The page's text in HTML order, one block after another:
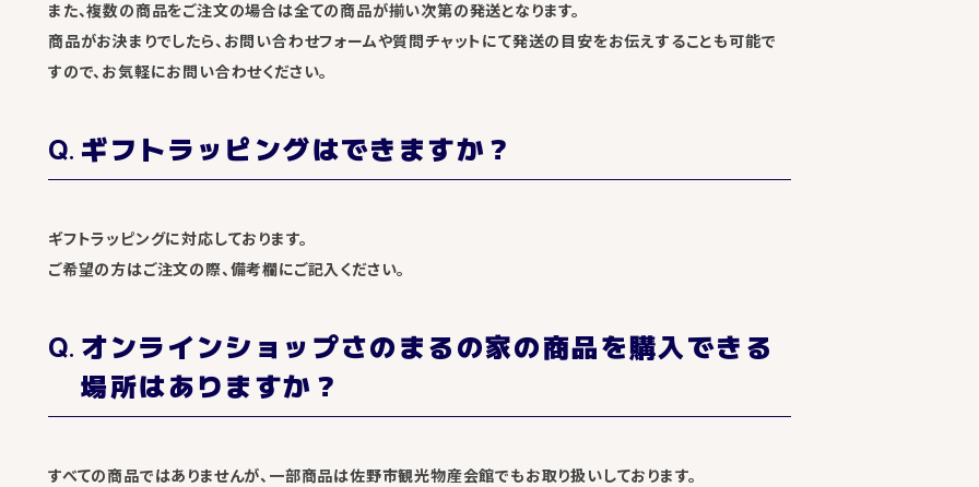
また、複数の商品をご注文の場合は全ての商品が揃い次第の発送となります。
商品がお決まりでしたら、お問い合わせフォームや質問チャットにて発送の目安をお伝えすることも可能で
すので、お気軽にお問い合わせください。
ギフトラッピングはできますか？
ギフトラッピングに対応しております。
ご希望の方はご注文の際、備考欄にご記入ください。
オンラインショップさのまるの家の商品を購入できる
場所はありますか？
すべての商品ではありませんが、一部商品は佐野市観光物産会館でもお取り扱いしております。